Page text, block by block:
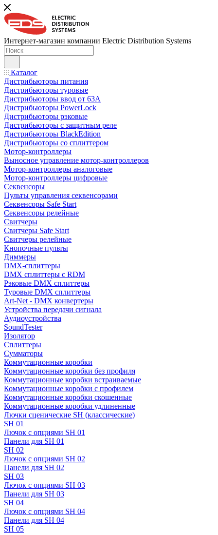
Интернет-магазин компании Electric Distribution Systems
Каталог
Дистрибьюторы питания
Дистрибьюторы туровые
Дистрибьюторы ввод от 63A
Дистрибьюторы PowerLock
Дистрибьюторы рэковые
Дистрибьюторы с защитным реле
Дистрибьюторы BlackEdition
Дистрибьюторы со сплиттером
Мотор-контроллеры
Выносное управление мотор-контроллеров
Мотор-контроллеры аналоговые
Мотор-контроллеры цифровые
Секвенсоры
Пульты управления секвенсорами
Секвенсоры Safe Start
Секвенсоры релейные
Свитчеры
Свитчеры Safe Start
Свитчеры релейные
Кнопочные пульты
Диммеры
DMX-сплиттеры
DMX сплиттеры с RDM
Рэковые DMX сплиттеры
Туровые DMX сплиттеры
Art-Net - DMX конвертеры
Устройства передачи сигнала
Аудиоустройства
SoundTester
Изолятор
Сплиттеры
Сумматоры
Коммутационные коробки
Коммутационные коробки без профиля
Коммутационные коробки встраиваемые
Коммутационные коробки с профилем
Коммутационные коробки скошенные
Коммутационные коробки удлиненные
Лючки сценические SH (классические)
SH 01
Лючок с опциями SH 01
Панели для SH 01
SH 02
Лючок с опциями SH 02
Панели для SH 02
SH 03
Лючок с опциями SH 03
Панели для SH 03
SH 04
Лючок с опциями SH 04
Панели для SH 04
SH 05